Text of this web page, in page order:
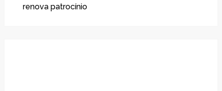
renova patrocínio